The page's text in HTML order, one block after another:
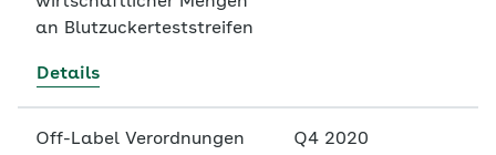
an Blutzuckerteststreifen
Details
Off-Label Verordnungen
Q4 2020